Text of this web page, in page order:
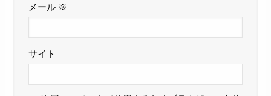
メール ※
サイト